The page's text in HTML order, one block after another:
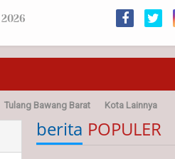
Tulang Bawang Barat Kota Lainnya
berita POPULER